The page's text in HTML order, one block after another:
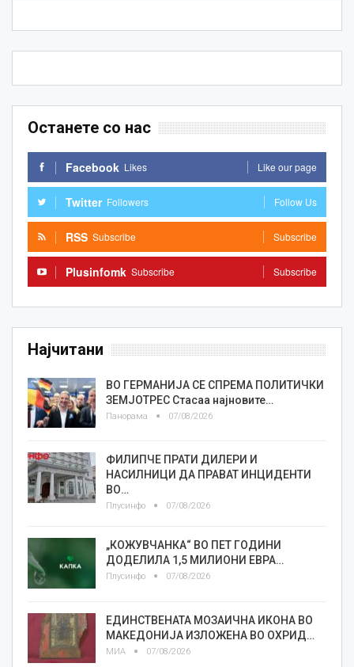
Останете со нас
Facebook Likes Like our page
Twitter Followers Follow Us
RSS Subscribe Subscribe
Plusinfomk Subscribe Subscribe
Најчитани
ВО ГЕРМАНИЈА СЕ СПРЕМА ПОЛИТИЧКИ
ЗЕМЈОТРЕС Стасаа најновите…
Панорама 07/08/2026
ФИЛИПЧЕ ПРАТИ ДИЛЕРИ И
НАСИЛНИЦИ ДА ПРАВАТ ИНЦИДЕНТИ
ВО…
Плусинфо 07/08/2026
„КОЖУВЧАНКА“ ВО ПЕТ ГОДИНИ
ДОДЕЛИЛА 1,5 МИЛИОНИ ЕВРА…
Плусинфо 07/08/2026
ЕДИНСТВЕНАТА МОЗАИЧНА ИКОНА ВО
МАКЕДОНИЈА ИЗЛОЖЕНА ВО ОХРИД…
МИА 07/08/2026